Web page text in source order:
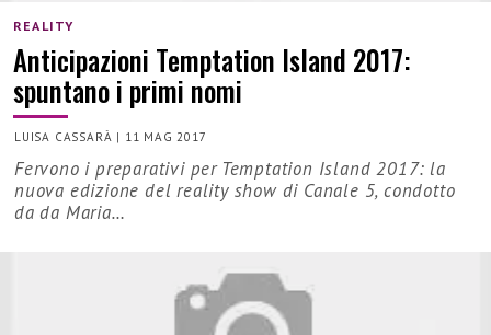
REALITY
Anticipazioni Temptation Island 2017:
spuntano i primi nomi
LUISA CASSARÀ | 11 MAG 2017
Fervono i preparativi per Temptation Island 2017: la
nuova edizione del reality show di Canale 5, condotto
da da Maria…